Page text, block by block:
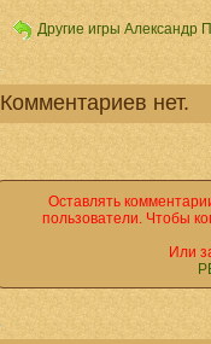
Другие игры Александр
Комментариев нет.
Оставлять
пользователи. Чтобы
Или